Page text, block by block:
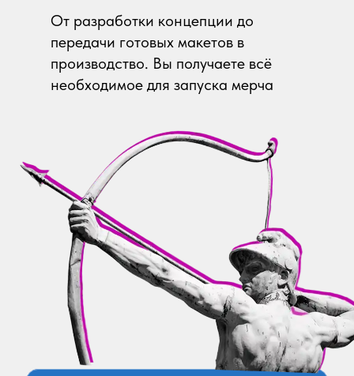
От разработки концепции до
передачи готовых макетов в
производство. Вы получаете всё
необходимое для запуска мерча